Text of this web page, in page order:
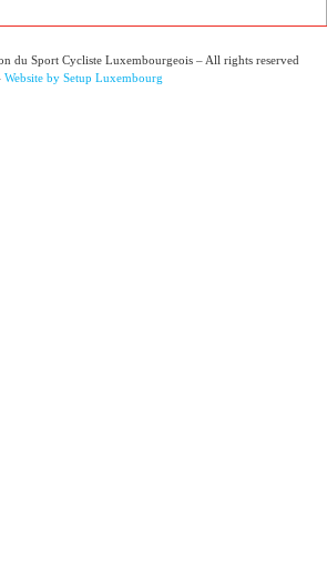
du Sport Cycliste Luxembourgeois – All rights reserved
Website by Setup Luxembourg